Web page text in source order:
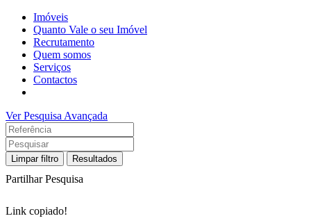
Imóveis
Quanto Vale o seu Imóvel
Recrutamento
Quem somos
Serviços
Contactos
Ver Pesquisa Avançada
Limpar filtro Resultados
Partilhar Pesquisa
Link copiado!